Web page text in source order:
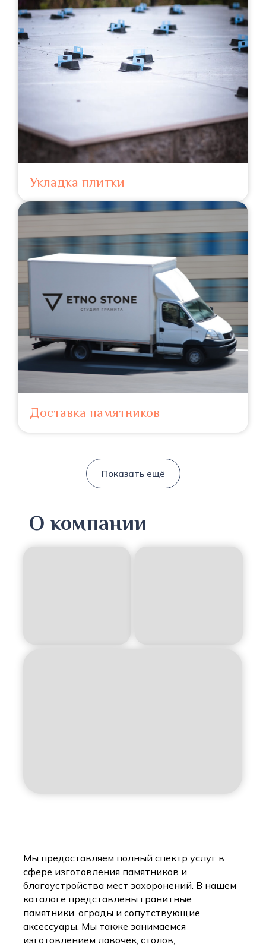
Укладка плитки
Доставка памятников
Показать ещё
Мы предоставляем полный спектр услуг в
сфере изготовления памятников и
благоустройства мест захоронений. В нашем
каталоге представлены гранитные
памятники, ограды и сопутствующие
аксессуары. Мы также занимаемся
изготовлением лавочек, столов,
О компании